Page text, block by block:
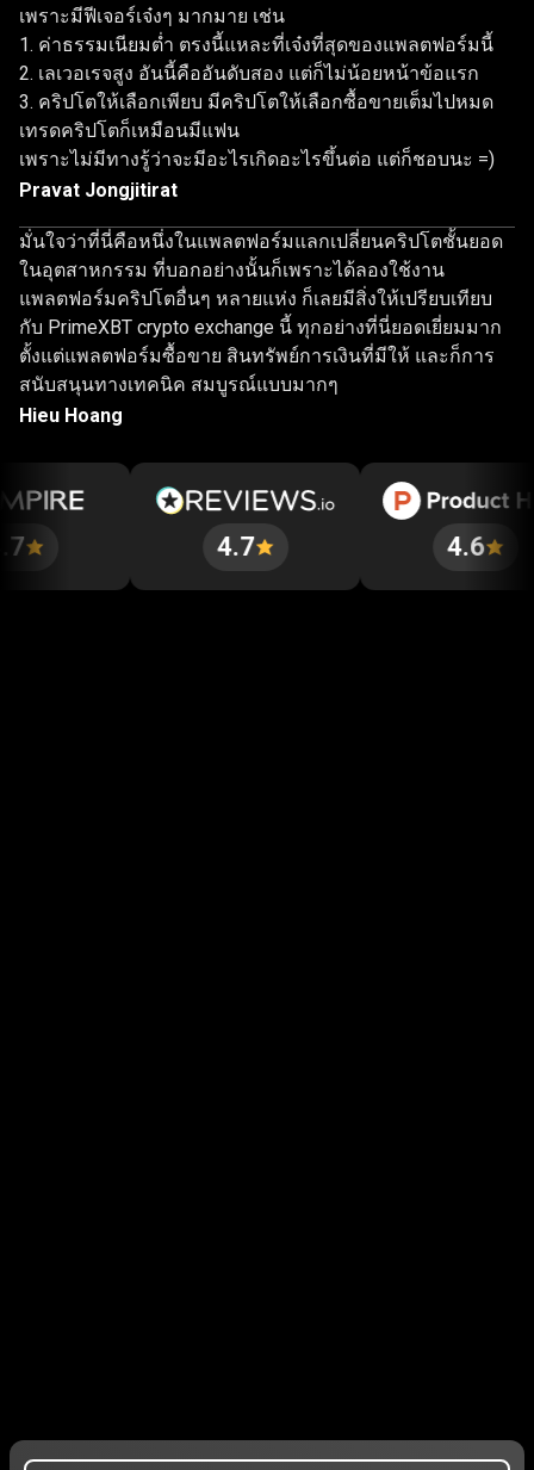
เพราะมีฟีเจอร์เจ๋งๆ มากมาย เช่น
ค่าธรรมเนียมต่ำ ตรงนี้แหละที่เจ๋งที่สุดของแพลตฟอร์มนี้
เลเวอเรจสูง อันนี้คืออันดับสอง แต่ก็ไม่น้อยหน้าข้อแรก
คริปโตให้เลือกเพียบ มีคริปโตให้เลือกซื้อขายเต็มไปหมด
เทรดคริปโตก็เหมือนมีแฟน
เพราะไม่มีทางรู้ว่าจะมีอะไรเกิดอะไรขึ้นต่อ แต่ก็ชอบนะ =)
Pravat Jongjitirat
มั่นใจว่าที่นี่คือหนึ่งในแพลตฟอร์มแลกเปลี่ยนคริปโตชั้นยอด
ในอุตสาหกรรม ที่บอกอย่างนั้นก็เพราะได้ลองใช้งาน
แพลตฟอร์มคริปโตอื่นๆ หลายแห่ง ก็เลยมีสิ่งให้เปรียบเทียบ
กับ PrimeXBT crypto exchange นี้ ทุกอย่างที่นี่ยอดเยี่ยมมาก
ตั้งแต่แพลตฟอร์มซื้อขาย สินทรัพย์การเงินที่มีให้ และก็การ
สนับสนุนทางเทคนิค สมบูรณ์แบบมากๆ
Hieu Hoang